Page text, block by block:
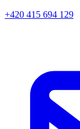
+420 415 694 129